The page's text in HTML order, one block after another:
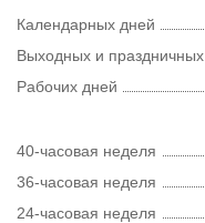
Календарных дней
Выходных и праздничных
Рабочих дней
40-часовая неделя
36-часовая неделя
24-часовая неделя